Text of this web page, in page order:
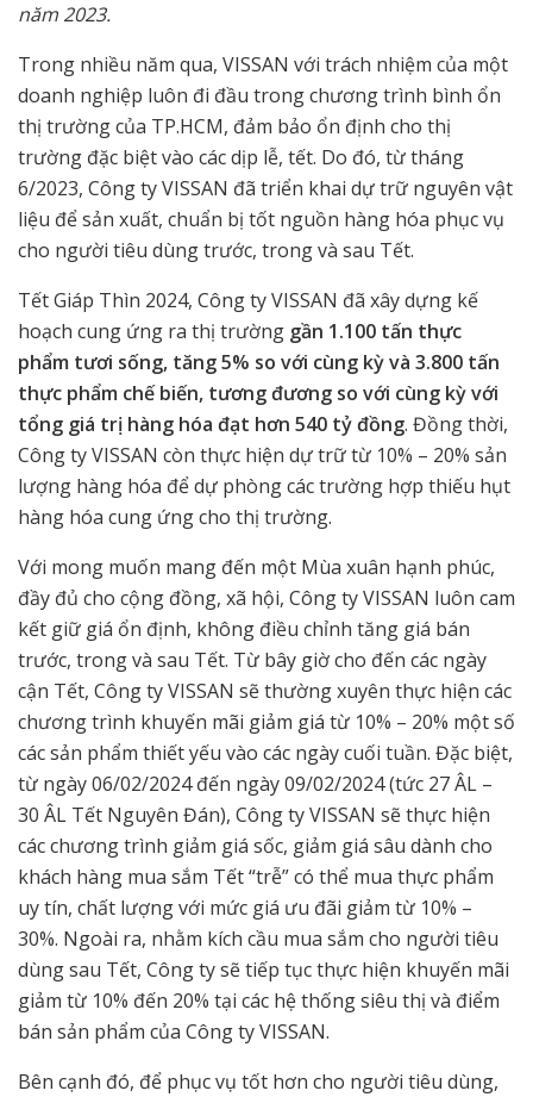
năm 2023.
Trong nhiều năm qua, VISSAN với trách nhiệm của một
doanh nghiệp luôn đi đầu trong chương trình bình ổn
thị trường của TP.HCM, đảm bảo ổn định cho thị
trường đặc biệt vào các dịp lễ, tết. Do đó, từ tháng
6/2023, Công ty VISSAN đã triển khai dự trữ nguyên vật
liệu để sản xuất, chuẩn bị tốt nguồn hàng hóa phục vụ
cho người tiêu dùng trước, trong và sau Tết.
Tết Giáp Thìn 2024, Công ty VISSAN đã xây dựng kế
hoạch cung ứng ra thị trường gần 1.100 tấn thực
phẩm tươi sống, tăng 5% so với cùng kỳ và 3.800 tấn
thực phẩm chế biến, tương đương so với cùng kỳ với
tổng giá trị hàng hóa đạt hơn 540 tỷ đồng. Đồng thời,
Công ty VISSAN còn thực hiện dự trữ từ 10% – 20% sản
lượng hàng hóa để dự phòng các trường hợp thiếu hụt
hàng hóa cung ứng cho thị trường.
Với mong muốn mang đến một Mùa xuân hạnh phúc,
đầy đủ cho cộng đồng, xã hội, Công ty VISSAN luôn cam
kết giữ giá ổn định, không điều chỉnh tăng giá bán
trước, trong và sau Tết. Từ bây giờ cho đến các ngày
cận Tết, Công ty VISSAN sẽ thường xuyên thực hiện các
chương trình khuyến mãi giảm giá từ 10% – 20% một số
các sản phẩm thiết yếu vào các ngày cuối tuần. Đặc biệt,
từ ngày 06/02/2024 đến ngày 09/02/2024 (tức 27 ÂL –
30 ÂL Tết Nguyên Đán), Công ty VISSAN sẽ thực hiện
các chương trình giảm giá sốc, giảm giá sâu dành cho
khách hàng mua sắm Tết “trễ” có thể mua thực phẩm
uy tín, chất lượng với mức giá ưu đãi giảm từ 10% –
30%. Ngoài ra, nhằm kích cầu mua sắm cho người tiêu
dùng sau Tết, Công ty sẽ tiếp tục thực hiện khuyến mãi
giảm từ 10% đến 20% tại các hệ thống siêu thị và điểm
bán sản phẩm của Công ty VISSAN.
Bên cạnh đó, để phục vụ tốt hơn cho người tiêu dùng,